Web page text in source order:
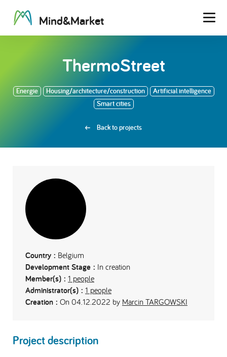
Mind&Market
ThermoStreet
Energie Housing/architecture/construction
Artificial intelligence
Smart cities
Back to projects
Country : Belgium
Development Stage : In creation
Member(s) : 1 people
Administrator(s) : 1 people
Creation : On 04.12.2022 by Marcin TARGOWSKI
Project description